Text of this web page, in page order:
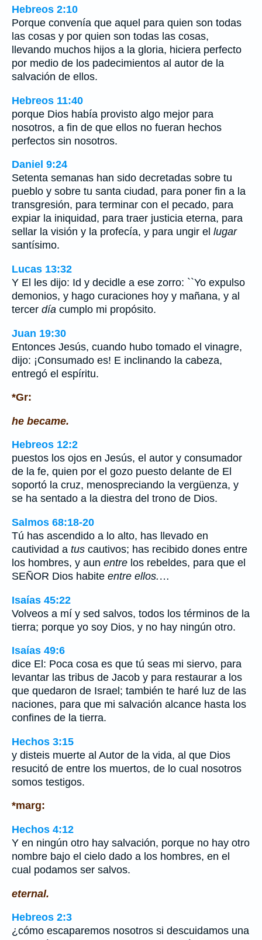
Hebreos 2:10
Porque convenía que aquel para quien son todas
las cosas y por quien son todas las cosas,
llevando muchos hijos a la gloria, hiciera perfecto
por medio de los padecimientos al autor de la
salvación de ellos.
Hebreos 11:40
porque Dios había provisto algo mejor para
nosotros, a fin de que ellos no fueran hechos
perfectos sin nosotros.
Daniel 9:24
Setenta semanas han sido decretadas sobre tu
pueblo y sobre tu santa ciudad, para poner fin a la
transgresión, para terminar con el pecado, para
expiar la iniquidad, para traer justicia eterna, para
sellar la visión y la profecía, y para ungir el lugar
santísimo.
Lucas 13:32
Y El les dijo: Id y decidle a ese zorro: ``Yo expulso
demonios, y hago curaciones hoy y mañana, y al
tercer día cumplo mi propósito.
Juan 19:30
Entonces Jesús, cuando hubo tomado el vinagre,
dijo: ¡Consumado es! E inclinando la cabeza,
entregó el espíritu.
*Gr:
he became.
Hebreos 12:2
puestos los ojos en Jesús, el autor y consumador
de la fe, quien por el gozo puesto delante de El
soportó la cruz, menospreciando la vergüenza, y
se ha sentado a la diestra del trono de Dios.
Salmos 68:18-20
Tú has ascendido a lo alto, has llevado en
cautividad a tus cautivos; has recibido dones entre
los hombres, y aun entre los rebeldes, para que el
SEÑOR Dios habite entre ellos. …
Isaías 45:22
Volveos a mí y sed salvos, todos los términos de la
tierra; porque yo soy Dios, y no hay ningún otro.
Isaías 49:6
dice El: Poca cosa es que tú seas mi siervo, para
levantar las tribus de Jacob y para restaurar a los
que quedaron de Israel; también te haré luz de las
naciones, para que mi salvación alcance hasta los
confines de la tierra.
Hechos 3:15
y disteis muerte al Autor de la vida, al que Dios
resucitó de entre los muertos, de lo cual nosotros
somos testigos.
*marg:
Hechos 4:12
Y en ningún otro hay salvación, porque no hay otro
nombre bajo el cielo dado a los hombres, en el
cual podamos ser salvos.
eternal.
Hebreos 2:3
¿cómo escaparemos nosotros si descuidamos una